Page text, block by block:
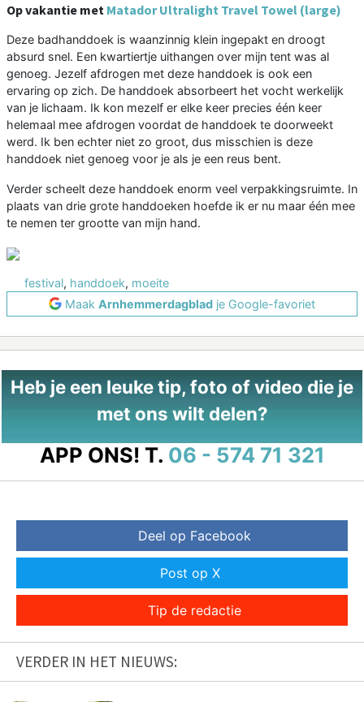
Op vakantie met Matador Ultralight Travel Towel (large)
Deze badhanddoek is waanzinnig klein ingepakt en droogt
absurd snel. Een kwartiertje uithangen over mijn tent was al
genoeg. Jezelf afdrogen met deze handdoek is ook een
ervaring op zich. De handdoek absorbeert het vocht werkelijk
van je lichaam. Ik kon mezelf er elke keer precies één keer
helemaal mee afdrogen voordat de handdoek te doorweekt
werd. Ik ben echter niet zo groot, dus misschien is deze
handdoek niet genoeg voor je als je een reus bent.
Verder scheelt deze handdoek enorm veel verpakkingsruimte. In
plaats van drie grote handdoeken hoefde ik er nu maar één mee
te nemen ter grootte van mijn hand.
festival, handdoek, moeite
Maak Arnhemmerdagblad je Google-favoriet
Heb je een leuke tip, foto of video die je
met ons wilt delen?
APP ONS! T. 06 - 574 71 321
Deel op Facebook
Post op X
Tip de redactie
VERDER IN HET NIEUWS: